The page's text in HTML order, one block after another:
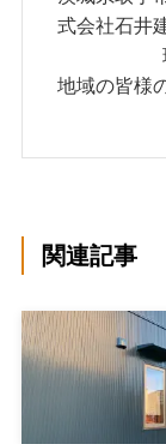
式会社石井
地域の皆様
関連記事